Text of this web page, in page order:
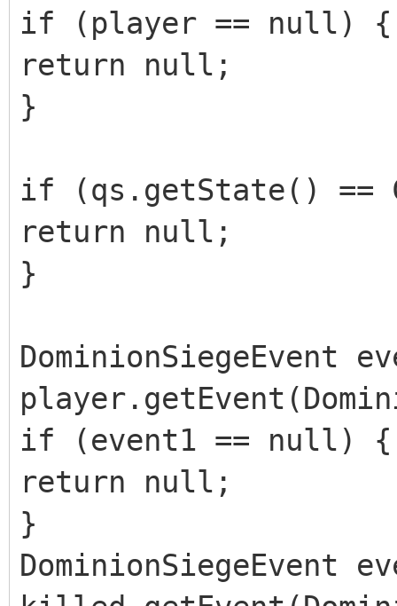
if (player == null) {
return null;
}
if (qs.getState() ==
return null;
}
DominionSiegeEvent
if (event1 == null) {
return null;
}
DominionSiegeEvent